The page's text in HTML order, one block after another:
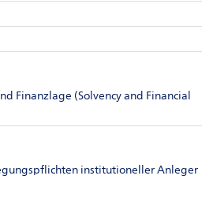
Finanzlage (Solvency and Financial
institutioneller Anleger